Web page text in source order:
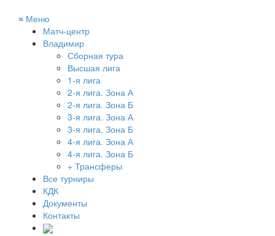
≡ Меню
Матч-центр
Владимир
Сборная тура
Высшая лига
1-я лига
2-я лига. Зона А
2-я лига. Зона Б
3-я лига. Зона А
3-я лига. Зона Б
4-я лига. Зона А
4-я лига. Зона Б
+ Трансферы
Все турниры
КДК
Документы
Контакты